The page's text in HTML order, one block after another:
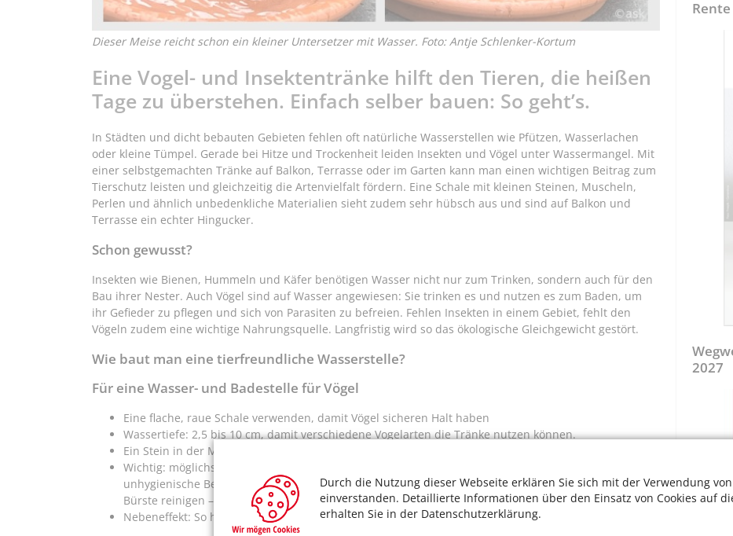
Durch die Nutzung dieser Webseite erklären Sie sich mit der Verwendung von
einverstanden. Detaillierte Informationen über den Einsatz von Cookies auf
erhalten Sie in der Datenschutzerklärung.
Dieser Meise reicht schon ein kleiner Untersetzer mit Wasser. Foto: Antje Schlenker-Kortum
Eine Vogel- und Insektentränke hilft den Tieren, die heißen
Tage zu überstehen. Einfach selber bauen: So geht’s.
In Städten und dicht bebauten Gebieten fehlen oft natürliche Wasserstellen wie Pfützen, Wasserlachen
oder kleine Tümpel. Gerade bei Hitze und Trockenheit leiden Insekten und Vögel unter Wassermangel. Mit
einer selbstgemachten Tränke auf Balkon, Terrasse oder im Garten kann man einen wichtigen Beitrag zum
Tierschutz leisten und gleichzeitig die Artenvielfalt fördern. Eine Schale mit kleinen Steinen, Muscheln,
Perlen und ähnlich unbedenkliche Materialien sieht zudem sehr hübsch aus und sind auf Balkon und
Terrasse ein echter Hingucker.
Schon gewusst?
Insekten wie Bienen, Hummeln und Käfer benötigen Wasser nicht nur zum Trinken, sondern auch für den
Bau ihrer Nester. Auch Vögel sind auf Wasser angewiesen: Sie trinken es und nutzen es zum Baden, um
ihr Gefieder zu pflegen und sich von Parasiten zu befreien. Fehlen Insekten in einem Gebiet, fehlt den
Vögeln zudem eine wichtige Nahrungsquelle. Langfristig wird so das ökologische Gleichgewicht gestört.
Wie baut man eine tierfreundliche Wasserstelle?
Für eine Wasser- und Badestelle für Vögel
Eine flache, raue Schale verwenden, damit Vögel sicheren Halt haben
Wassertiefe: 2,5 bis 10 cm, damit verschiedene Vogelarten die Tränke nutzen können.
Ein Stein in der Mitte dient als Insel in großen Wasserbecken und hilft auch Insekten.
Wichtig: möglichst regelmäßig, bei Hitze täglich säubern. Denn schmutziges Wasser und
unhygienische Bedingungen machen die Tiere krank. Am besten mit heißem Wasser und einer
Bürste reinigen – keine Chemikalien oder Spülmittel verwenden!
Nebeneffekt: So haben Mücken keine Gelegenheit, Larven abzulegen.
2027